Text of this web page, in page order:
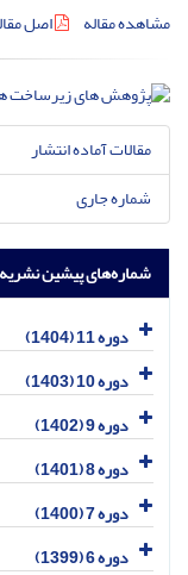
مشاهده مقاله
اصل
مقالات آماده انتشار
شماره جاری
شماره‌های پیشین نشریه
دوره 11 (1404)
دوره 10 (1403)
دوره 9 (1402)
دوره 8 (1401)
دوره 7 (1400)
دوره 6 (1399)